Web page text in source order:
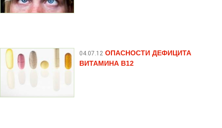
04.07.12 ОПАСНОСТИ ДЕФИЦИТА
ВИТАМИНА В12